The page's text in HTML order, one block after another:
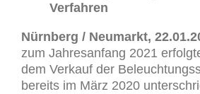
Verfahren
Nürnberg / Neumarkt,
zum Jahresanfang 2021
dem Verkauf der
bereits im März 2020